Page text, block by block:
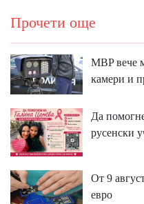
Прочети още
MBP вeчe
ĸaмepи и
Да
русенски
От 9
евро